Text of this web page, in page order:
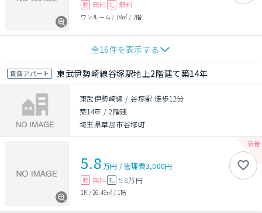
敷 無料 礼 無料
ワンルーム / 18㎡ / 2階
全16件を表示する
賃貸アパート 東武伊勢崎線谷塚駅地上2階建て築14年
東武伊勢崎線 / 谷塚駅 徒歩12分
築14年 /2階建
埼玉県草加市谷塚町
5.8万円 /管理費3,000円
敷 無料 礼 5.8万円
1K / 26.49㎡ / 1階